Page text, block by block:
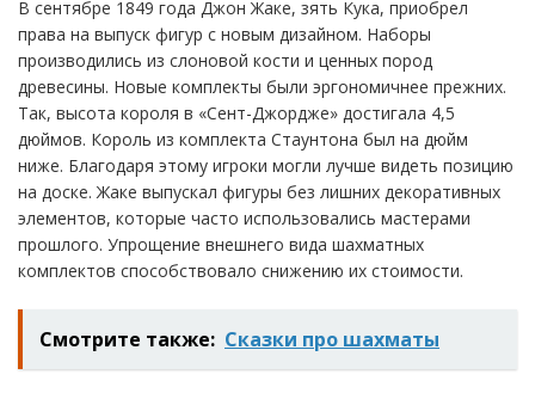
В сентябре 1849 года Джон Жаке, зять Кука, приобрел
права на выпуск фигур с новым дизайном. Наборы
производились из слоновой кости и ценных пород
древесины. Новые комплекты были эргономичнее прежних.
Так, высота короля в «Сент-Джордже» достигала 4,5
дюймов. Король из комплекта Стаунтона был на дюйм
ниже. Благодаря этому игроки могли лучше видеть позицию
на доске. Жаке выпускал фигуры без лишних декоративных
элементов, которые часто использовались мастерами
прошлого. Упрощение внешнего вида шахматных
комплектов способствовало снижению их стоимости.
Смотрите также: Сказки про шахматы